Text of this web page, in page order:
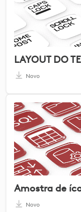
LAYOUT DO
Novo
Amostra de
Novo